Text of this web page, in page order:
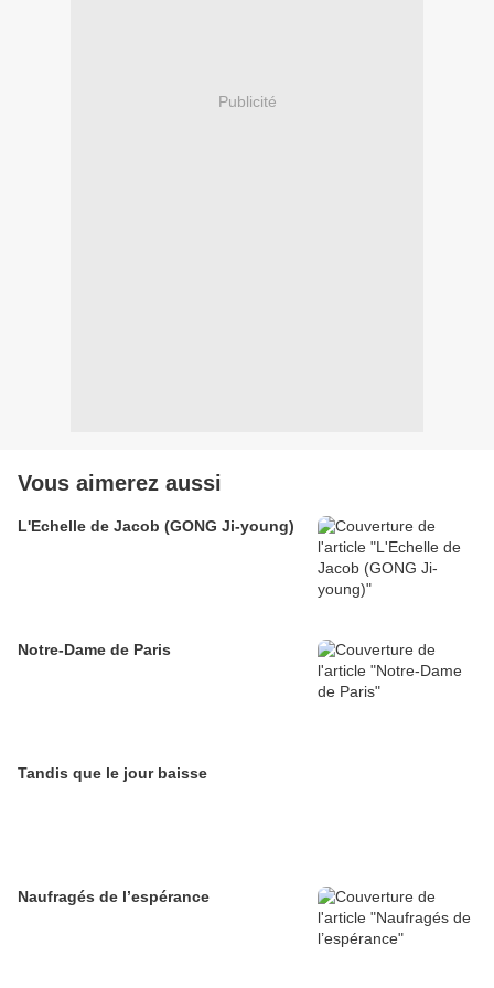
Publicité
Vous aimerez aussi
L'Echelle de Jacob (GONG Ji-young)
Notre-Dame de Paris
Tandis que le jour baisse
Naufragés de l’espérance